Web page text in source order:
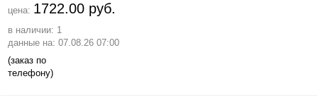
цена: 1722.00 руб.
в наличии: 1
данные на: 07.08.26 07:00
(заказ по
телефону)